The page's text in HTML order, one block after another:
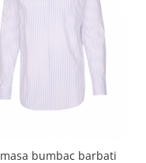
bumbac barbati